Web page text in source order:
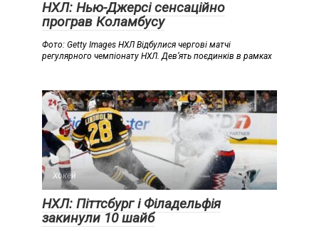
НХЛ: Нью-Джерсі сенсаційно
програв Коламбусу
Фото: Getty Images НХЛ Відбулися чергові матчі
регулярного чемпіонату НХЛ. Дев’ять поєдинків в рамках
Хокей
НХЛ: Піттсбург і Філадельфія
закинули 10 шайб